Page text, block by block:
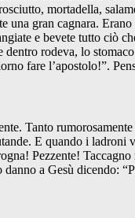
mortadella,
una gran cagnara.
e bevete tutto ciò
rodeva, lo
fare l’apostolo!”.
Tanto
E quando i
Pezzente!
a Gesù dicendo: